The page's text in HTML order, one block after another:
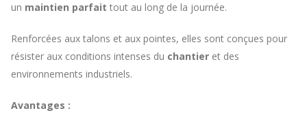
un maintien parfait tout au long de la journée.
Renforcées aux talons et aux pointes, elles sont conçues pour
résister aux conditions intenses du chantier et des
environnements industriels.
Avantages :